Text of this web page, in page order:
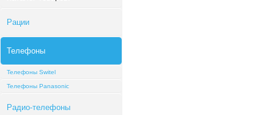
Рации
Телефоны
Телефоны Switel
Телефоны Panasonic
Радио-телефоны